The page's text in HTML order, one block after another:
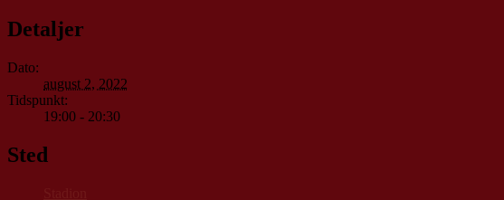
Detaljer
Dato:
august 2, 2022
Tidspunkt:
19:00 - 20:30
Sted